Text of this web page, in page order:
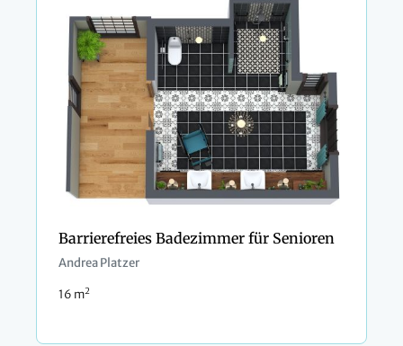
Barrierefreies Badezimmer für Senioren
Andrea Platzer
16 m2